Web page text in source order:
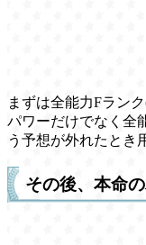
まずは全能力Fラン
パワーだけでなく全
う予想が外れたとき
その後、本命